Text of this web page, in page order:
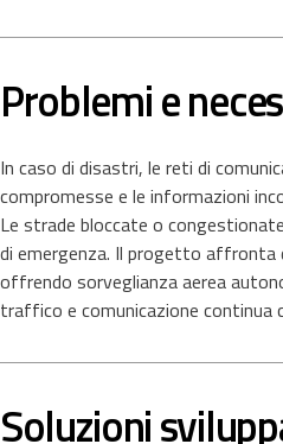
Problemi e
In caso di disastri, le reti di
compromesse e le informazioni
Le strade bloccate o
di emergenza. Il progetto
offrendo sorveglianza aerea
traffico e comunicazione continua
Soluzioni